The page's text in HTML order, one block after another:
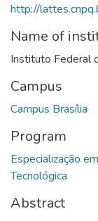
http://
Name of
Instituto Federal
Campus
Campus Brasília
Program
Especialização
Tecnológica
Abstract